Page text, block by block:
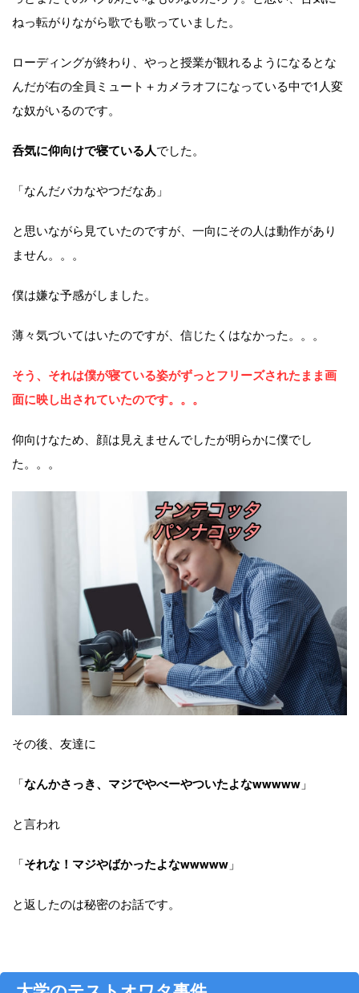
ねっ転がりながら歌でも歌っていました。
ローディングが終わり、やっと授業が観れるようになるとな
んだが右の全員ミュート＋カメラオフになっている中で1人変
な奴がいるのです。
呑気に仰向けで寝ている人でした。
「なんだバカなやつだなあ」
と思いながら見ていたのですが、一向にその人は動作があり
ません。。。
僕は嫌な予感がしました。
薄々気づいてはいたのですが、信じたくはなかった。。。
そう、それは僕が寝ている姿がずっとフリーズされたまま画
面に映し出されていたのです。。。
仰向けなため、顔は見えませんでしたが明らかに僕でし
た。。。
その後、友達に
「なんかさっき、マジでやべーやついたよなwwwww 」
と言われ
「それな！マジやばかったよなwwwww 」
と返したのは秘密のお話です。